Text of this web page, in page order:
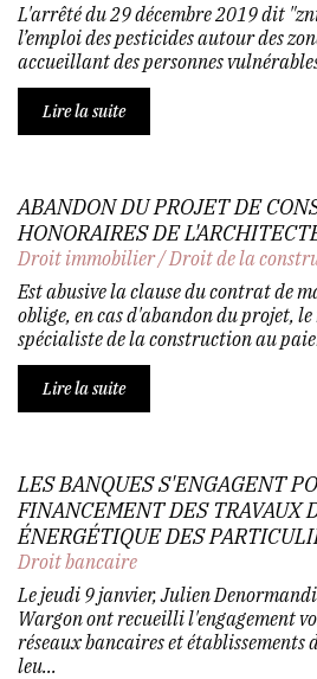
L'arrêté du 29 décembre 2019 dit
l’emploi des pesticides autour des
accueillant des personnes
Lire la suite
ABANDON DU PROJET DE
HONORAIRES DE
Droit immobilier/Droit de la
Est abusive la clause du contrat de
oblige, en cas d'abandon du projet,
spécialiste de la construction au
Lire la suite
LES BANQUES S'ENGAGENT
FINANCEMENT DES TRAVAUX
ÉNERGÉTIQUE DES
Droit bancaire
Le jeudi 9 janvier, Julien
Wargon ont recueilli l'engagement
réseaux bancaires et
leu...